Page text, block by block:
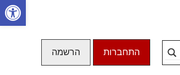
פתח
התחברות הרשמה